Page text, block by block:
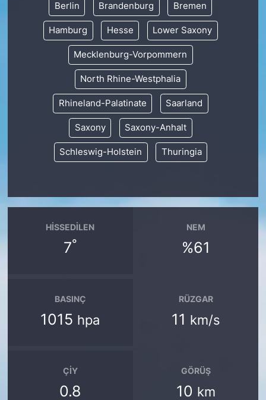
Berlin Brandenburg Bremen
Hamburg Hesse Lower Saxony
Mecklenburg-Vorpommern
North Rhine-Westphalia
Rhineland-Palatinate Saarland
Saxony Saxony-Anhalt
Schleswig-Holstein Thuringia
HISSEDILEN
7°
NEM
%61
BASINÇ
1015 hpa
RÜZGAR
11 km/s
ÇIY
0.8
GÖRÜŞ
10 km